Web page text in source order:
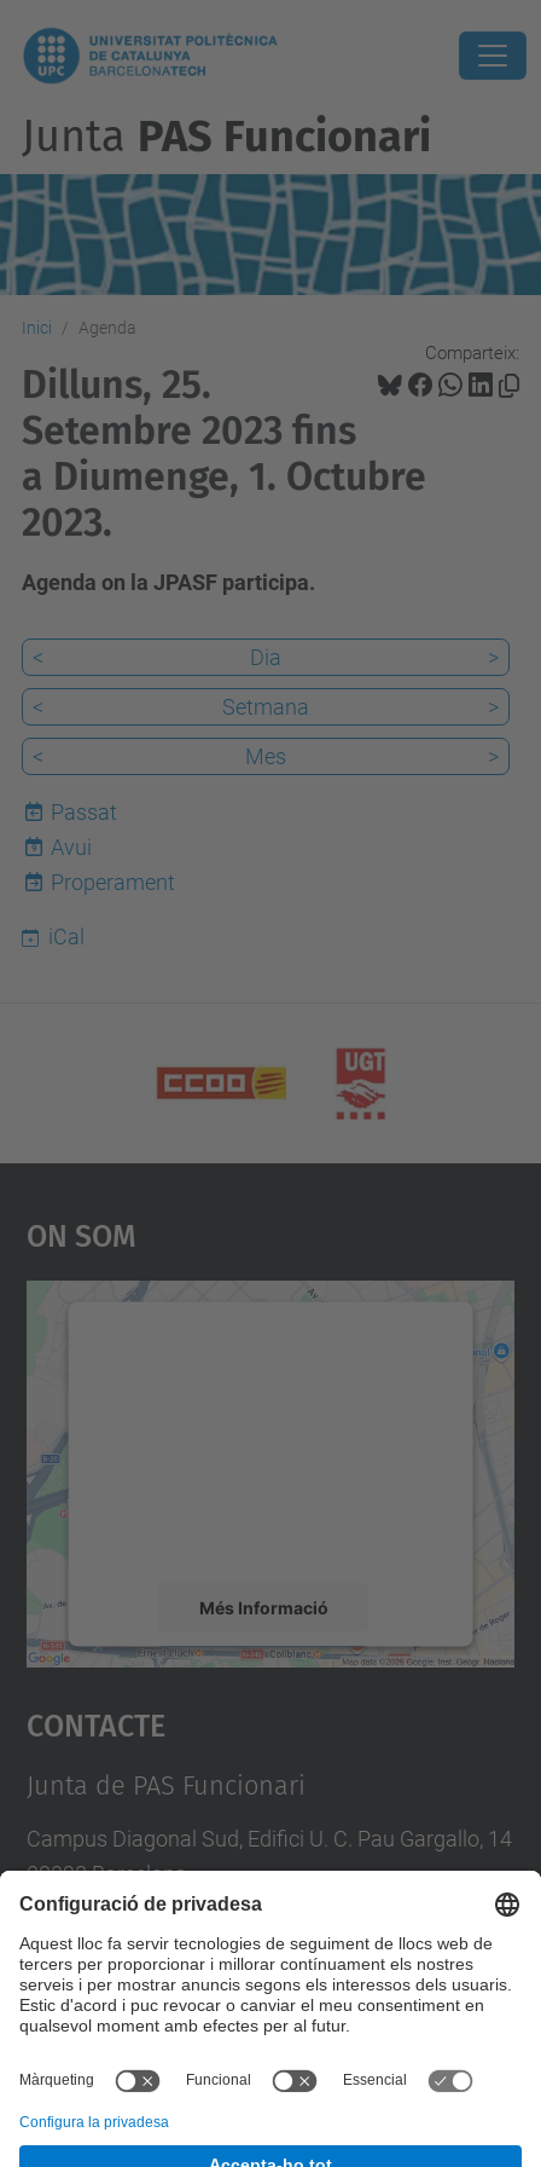
Junta PAS Funcionari
Inici Agenda
Comparteix:
Dilluns, 25.
Setembre 2023 fins
a Diumenge, 1. Octubre
2023.
Agenda on la JPASF participa.
< Dia
>
<
Setmana
>
<
Mes >
Passat
9
Avui
Properament
iCal
On Som
Més Informació
Accepta
powered by
Contacte
Junta de PAS Funcionari
Campus Diagonal Sud, Edifici U. C. Pau Gargallo, 14
08028 Barcelona
E-mail :junta.pasf@upc.edu
Formulari de contacte